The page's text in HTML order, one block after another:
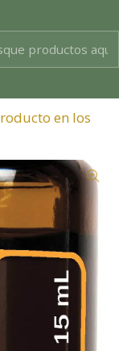
en los